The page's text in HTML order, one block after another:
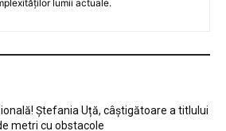
lumii actuale.
Ștefania Uță, câștigătoare a titlului
metri cu obstacole